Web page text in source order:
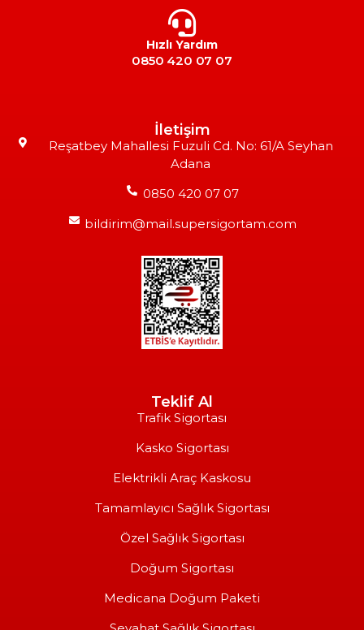
Hızlı Yardım
0850 420 07 07
İletişim
Reşatbey Mahallesi Fuzuli Cd. No: 61/A Seyhan
Adana
0850 420 07 07
bildirim@mail.supersigortam.com
Teklif Al
Trafik Sigortası
Kasko Sigortası
Elektrikli Araç Kaskosu
Tamamlayıcı Sağlık Sigortası
Özel Sağlık Sigortası
Doğum Sigortası
Medicana Doğum Paketi